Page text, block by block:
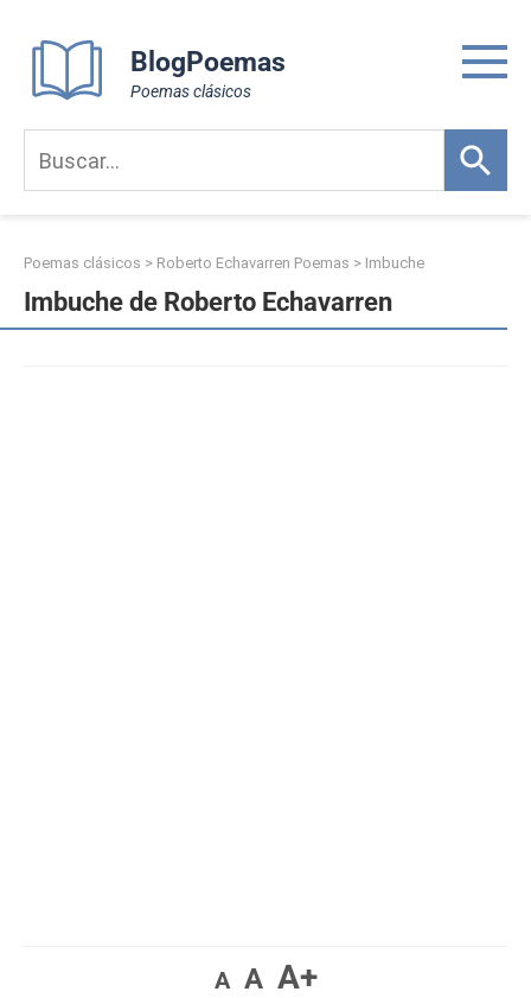
content
BlogPoemas
Poemas clásicos
Poemas clásicos > Roberto Echavarren Poemas > Imbuche
Imbuche de Roberto Echavarren
A A A+